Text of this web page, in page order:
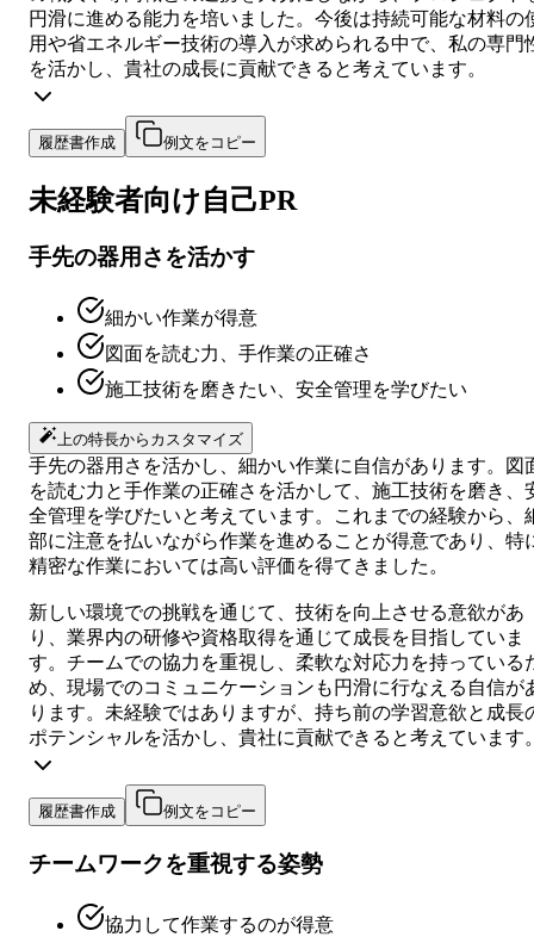
円滑に進める能力を培いました。今後は持続可能な材料の
用や省エネルギー技術の導入が求められる中で、私の専門
を活かし、貴社の成長に貢献できると考えています。
履歴書作成 例文をコピー
未経験者向け自己PR
手先の器用さを活かす
細かい作業が得意
図面を読む力、手作業の正確さ
施工技術を磨きたい、安全管理を学びたい
上の特長からカスタマイズ
手先の器用さを活かし、細かい作業に自信があります。図
を読む力と手作業の正確さを活かして、施工技術を磨き、
全管理を学びたいと考えています。これまでの経験から、
部に注意を払いながら作業を進めることが得意であり、特
精密な作業においては高い評価を得てきました。
新しい環境での挑戦を通じて、技術を向上させる意欲があ
り、業界内の研修や資格取得を通じて成長を目指していま
す。チームでの協力を重視し、柔軟な対応力を持っている
め、現場でのコミュニケーションも円滑に行なえる自信が
ります。未経験ではありますが、持ち前の学習意欲と成長
ポテンシャルを活かし、貴社に貢献できると考えています
履歴書作成 例文をコピー
チームワークを重視する姿勢
協力して作業するのが得意